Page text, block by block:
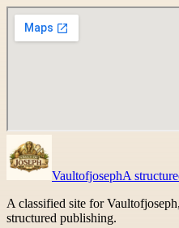
VaultofjosephA
A classified site for
structured publishing.